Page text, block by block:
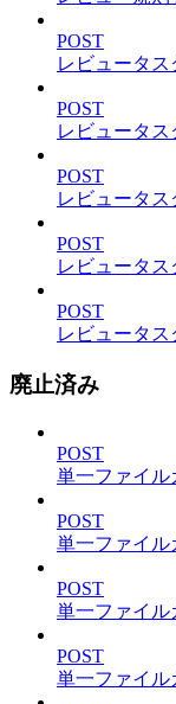
POST
レビュータス
POST
レビュータス
POST
レビュータ
POST
レビュータ
POST
レビュータ
廃止済み
POST
単一ファイル
POST
単一ファイル
POST
単一ファイル
POST
単一ファイル